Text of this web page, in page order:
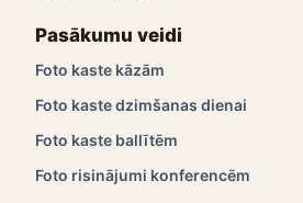
Pasākumu veidi
Foto kaste kāzām
Foto kaste dzimšanas dienai
Foto kaste ballītēm
Foto risinājumi konferencēm